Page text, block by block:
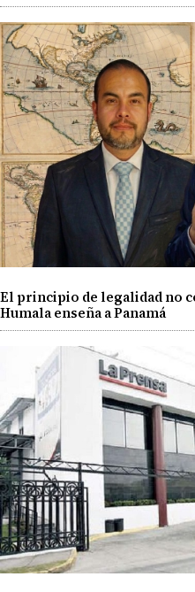
El principio de legalidad no
Humala enseña a Panamá